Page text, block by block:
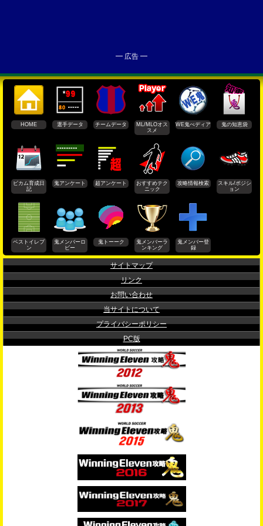
━ 広告 ━
HOME 選手データ チームデータ
ML/MLOオス
スメ
WE鬼ぺディア 鬼の知恵袋
ビカム育成日
記
鬼アンケート 超アンケート
おすすめテク
ニック
攻略情報検索
スキル/ポジシ
ョン
ベストイレブ
ン
鬼メンバーロ
ビー
鬼トーーク
鬼メンバーラ
ンキング
鬼メンバー登
録
サイトマップ
リンク
お問い合わせ
当サイトについて
プライバシーポリシー
PC版